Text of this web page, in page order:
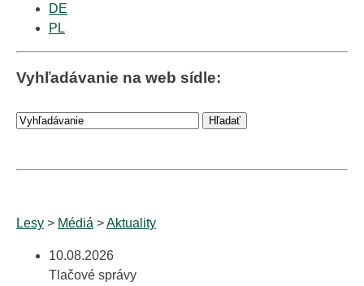
DE
PL
Vyhľadávanie na web sídle:
Lesy > Médiá >Aktuality
10.08.2026
Tlačové správy